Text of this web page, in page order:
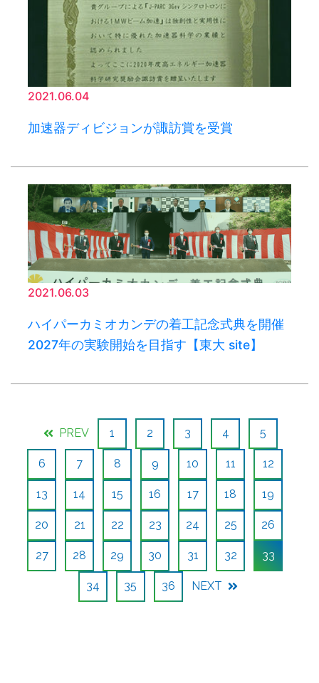
2021.06.04
加速器ディビジョンが諏訪賞を受賞
2021.06.03
ハイパーカミオカンデの着工記念式典を開催
2027年の実験開始を目指す【東大 site】
PREV 1 2 3 4 5
6 7 8 9 10 11 12
13 14 15 16 17 18 19
20 21 22 23 24 25 26
27 28 29 30 31 32 33
34 35 36 NEXT